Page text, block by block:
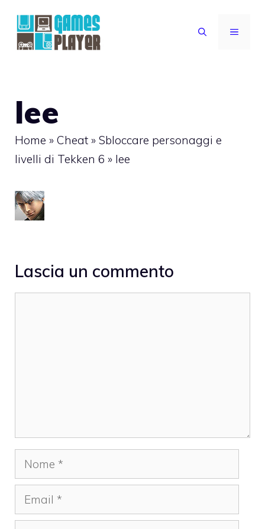
contenuto
MENU
lee
Home » Cheat » Sbloccare personaggi e
livelli di Tekken 6 » lee
Lascia un commento
Nome
Email